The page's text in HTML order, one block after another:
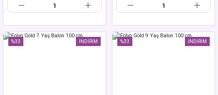
%33 İNDİRİM %33 İNDİRİM